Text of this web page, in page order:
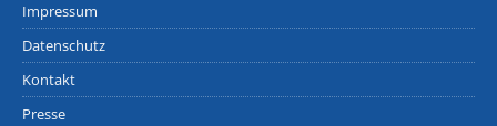
Impressum
Datenschutz
Kontakt
Presse